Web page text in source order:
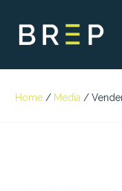
Home / Media /